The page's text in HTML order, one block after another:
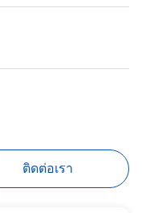
ติดต่อเรา